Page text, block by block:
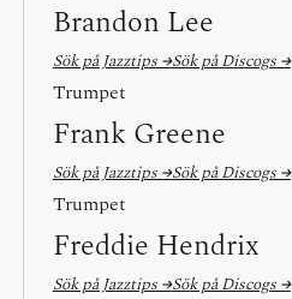
Brandon Lee
Sök på Jazztips →Sök på Discogs →
Trumpet
Frank Greene
Sök på Jazztips →Sök på Discogs →
Trumpet
Freddie Hendrix
Sök på Jazztips →Sök på Discogs →